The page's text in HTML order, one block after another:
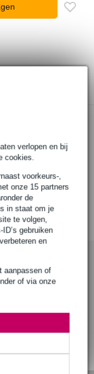
verlopen en bij
cookies.
voorkeurs-,
onze 15 partners
de
in staat om je
te volgen,
gebruiken
en
aanpassen of
of via onze